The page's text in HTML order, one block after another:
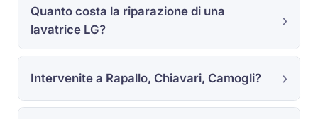
Quanto costa la riparazione di una
lavatrice LG?
Intervenite a Rapallo, Chiavari, Camogli?